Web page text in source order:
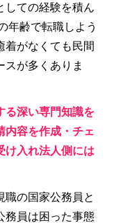
しての経験を積ん
年齢で転職しよう
着がなくても民間
が多くありま
る深い専門知識を
内容を作成・チェ
け入れ法人側には
職の国家公務員と
務員は困った事態